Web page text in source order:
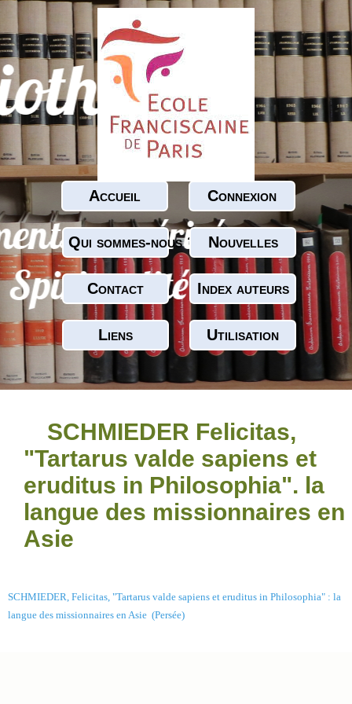
Accueil Connexion
Qui sommes-nous ? Nouvelles
Contact Index auteurs
Liens Utilisation
SCHMIEDER Felicitas,
"Tartarus valde sapiens et
eruditus in Philosophia". la
langue des missionnaires en
Asie
SCHMIEDER, Felicitas, "Tartarus valde sapiens et eruditus in Philosophia" : la
langue des missionnaires en Asie (Persée)